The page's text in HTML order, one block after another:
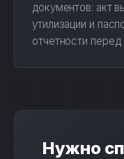
документов: акт
утилизации и
отчетности
Нужно